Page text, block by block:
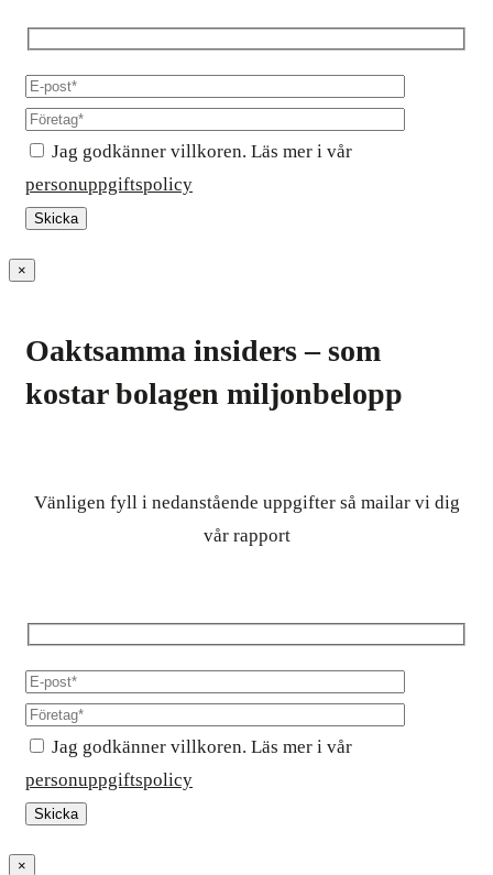
Jag godkänner villkoren. Läs mer i vår
personuppgiftspolicy
×
Oaktsamma insiders – som
kostar bolagen miljonbelopp
Vänligen fyll i nedanstående uppgifter så mailar vi dig
vår rapport
Jag godkänner villkoren. Läs mer i vår
personuppgiftspolicy
×